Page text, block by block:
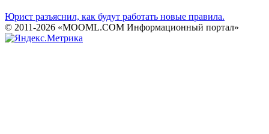
Юрист разъяснил, как будут работать новые правила.
© 2011-2026 «MOOML.COM Информационный портал»